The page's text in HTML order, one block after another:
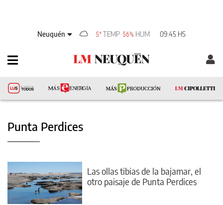
Neuquén 5° TEMP 56% HUM 09:45 HS
Punta Perdices
Las ollas tibias de la bajamar, el
otro paisaje de Punta Perdices